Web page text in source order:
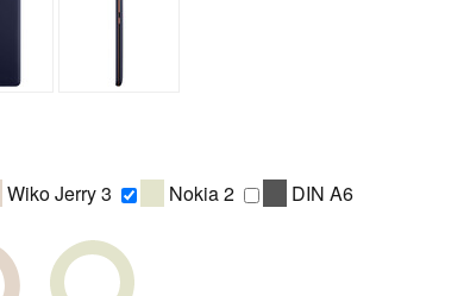
Wiko Jerry 3 Nokia 2 DIN A6